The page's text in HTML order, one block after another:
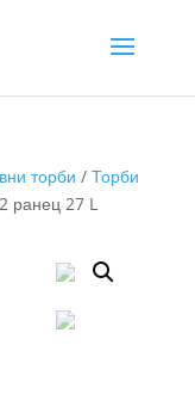
торби / Торби
ранец 27 L